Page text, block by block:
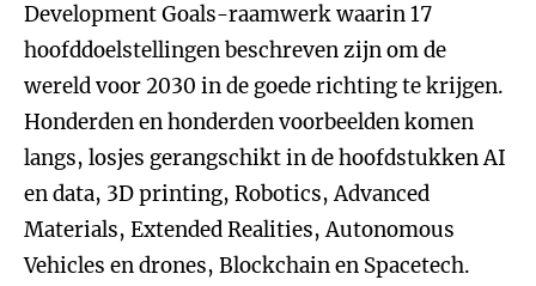
Development Goals-raamwerk waarin 17
hoofddoelstellingen beschreven zijn om de
wereld voor 2030 in de goede richting te krijgen.
Honderden en honderden voorbeelden komen
langs, losjes gerangschikt in de hoofdstukken AI
en data, 3D printing, Robotics, Advanced
Materials, Extended Realities, Autonomous
Vehicles en drones, Blockchain en Spacetech.